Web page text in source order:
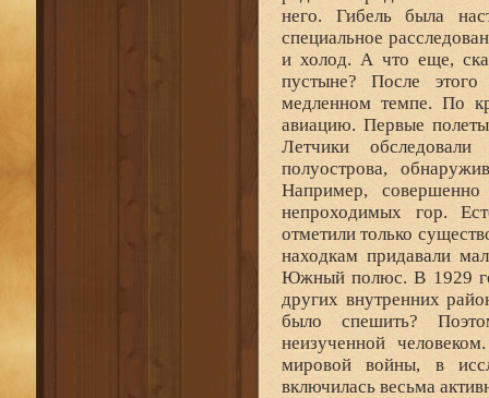
него. Гибель была
специальное
и холод. А что еще,
пустыне? После
медленном темпе. По
авиацию. Первые
Летчики обследовали
полуострова,
Например,
непроходимых гор.
отметили только
находкам придавали
Южный полюс. В 1929
других внутренних
было спешить?
неизученной
мировой войны, в
включилась весьма